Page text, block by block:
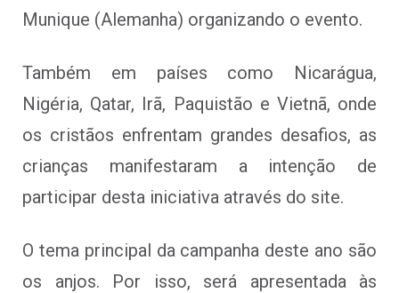
Munique (Alemanha) organizando o evento.
Também em países como Nicarágua,
Nigéria, Qatar, Irã, Paquistão e Vietnã, onde
os cristãos enfrentam grandes desafios, as
crianças manifestaram a intenção de
participar desta iniciativa através do site.
O tema principal da campanha deste ano são
os anjos. Por isso, será apresentada às